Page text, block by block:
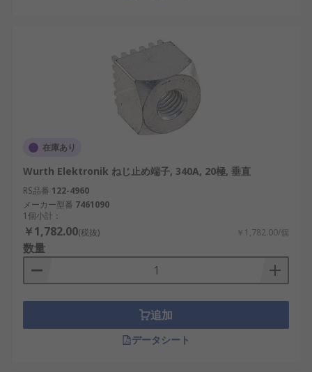
在庫あり
Wurth Elektronik ねじ止め端子, 340A, 20極, 垂直
RS品番 122-4960
メーカー型番 7461090
1個小計：
￥1,782.00(税抜) ￥1,782.00/個
数量
追加
データシート